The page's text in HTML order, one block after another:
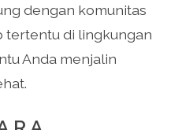
dengan komunitas
tertentu di lingkungan
Anda menjalin